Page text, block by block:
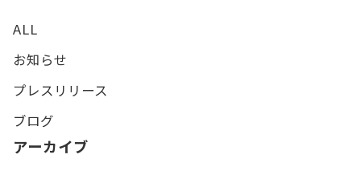
ALL
お知らせ
プレスリリース
ブログ
アーカイブ